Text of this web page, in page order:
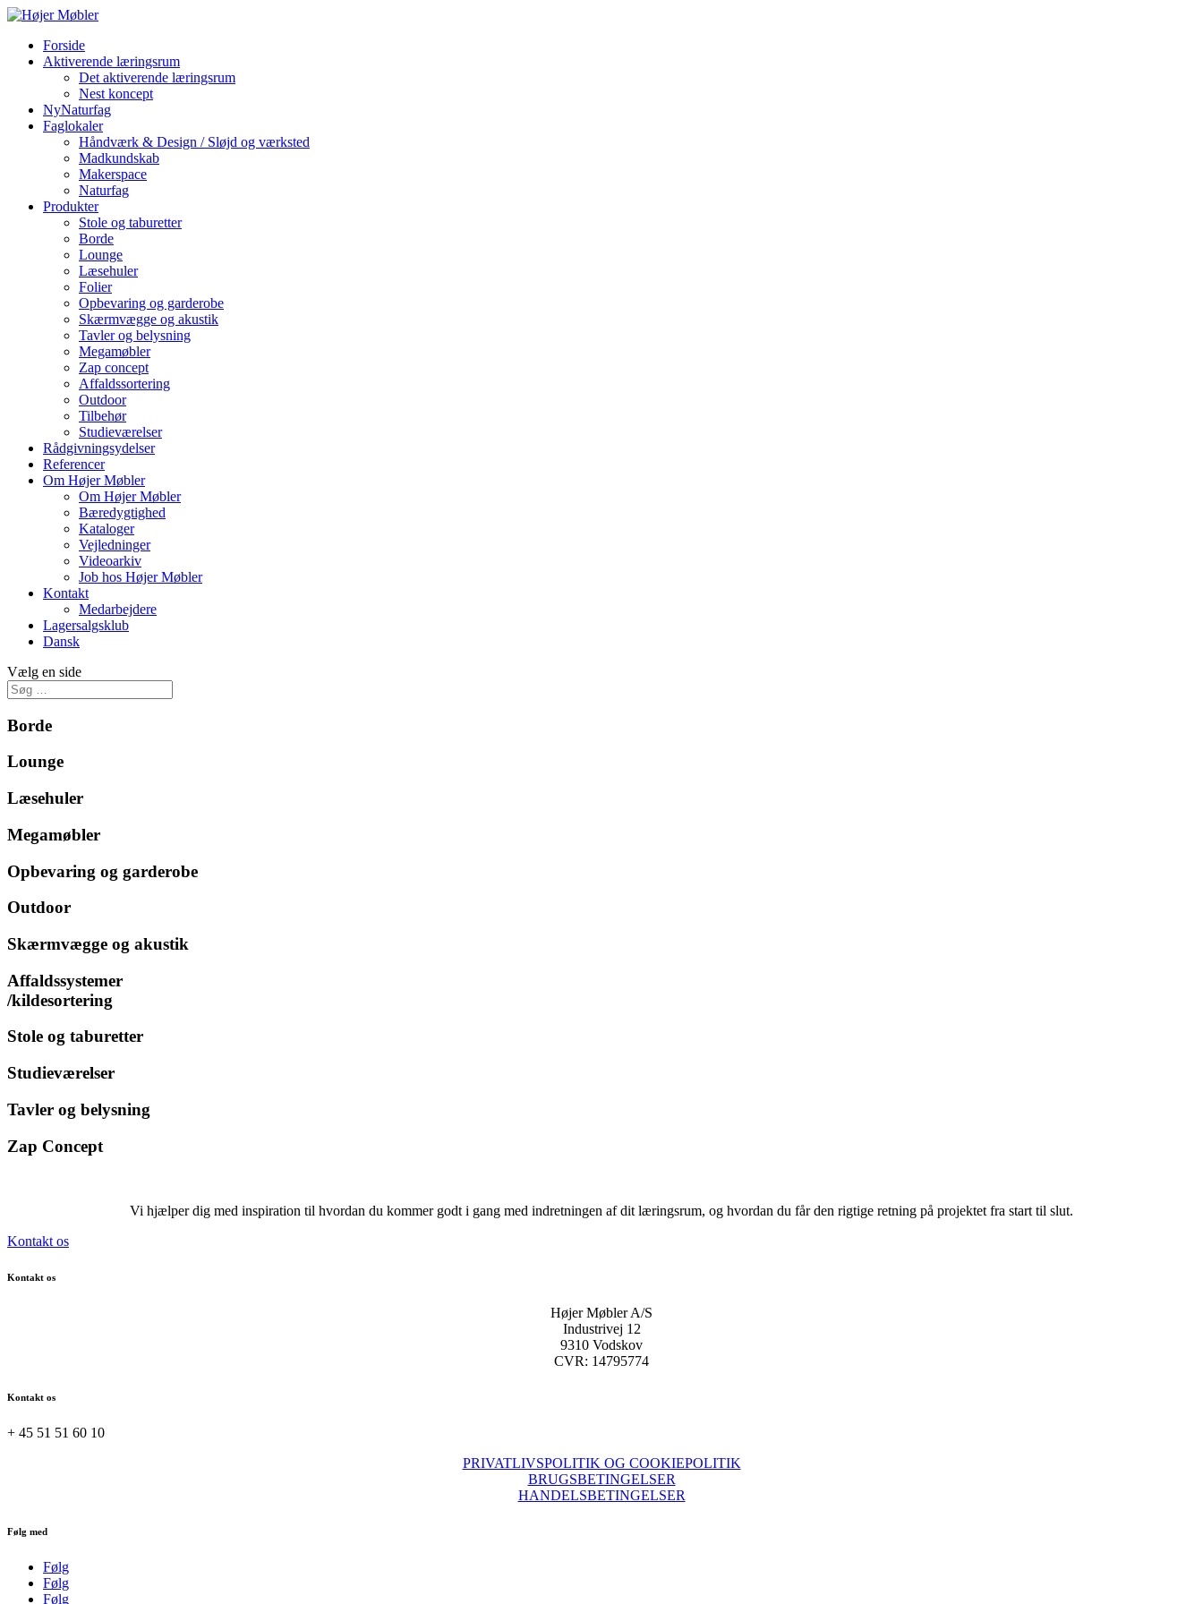
Forside
Aktiverende læringsrum
Det aktiverende læringsrum
Nest koncept
NyNaturfag
Faglokaler
Håndværk & Design / Sløjd og værksted
Madkundskab
Makerspace
Naturfag
Produkter
Stole og taburetter
Borde
Lounge
Læsehuler
Folier
Opbevaring og garderobe
Skærmvægge og akustik
Tavler og belysning
Megamøbler
Zap concept
Affaldssortering
Outdoor
Tilbehør
Studieværelser
Rådgivningsydelser
Referencer
Om Højer Møbler
Om Højer Møbler
Bæredygtighed
Kataloger
Vejledninger
Videoarkiv
Job hos Højer Møbler
Kontakt
Medarbejdere
Lagersalgsklub
Dansk
Vælg en side
Borde
Lounge
Læsehuler
Megamøbler
Opbevaring og garderobe
Outdoor
Skærmvægge og akustik
Affaldssystemer
/kildesortering
Stole og taburetter
Studieværelser
Tavler og belysning
Zap Concept
Vi hjælper dig med inspiration til hvordan du kommer godt i gang med indretningen af dit læringsrum, og hvordan du får den rigtige retning på projektet fra start til slut.
Kontakt os
Kontakt os
Højer Møbler A/S
Industrivej 12
9310 Vodskov
CVR: 14795774
Kontakt os
+ 45 51 51 60 10
PRIVATLIVSPOLITIK OG COOKIEPOLITIK
BRUGSBETINGELSER
HANDELSBETINGELSER
Følg med
Følg
Følg
Følg